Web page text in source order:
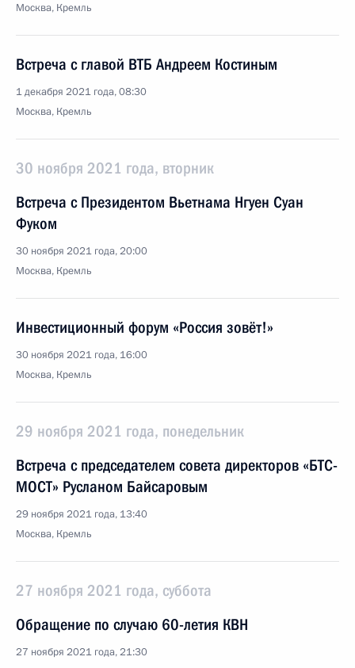
Москва, Кремль
Встреча с главой ВТБ Андреем Костиным
1 декабря 2021 года, 08:30
Москва, Кремль
30 ноября 2021 года, вторник
Встреча с Президентом Вьетнама Нгуен Суан
Фуком
30 ноября 2021 года, 20:00
Москва, Кремль
Инвестиционный форум «Россия зовёт!»
30 ноября 2021 года, 16:00
Москва, Кремль
29 ноября 2021 года, понедельник
Встреча с председателем совета директоров «БТС-
МОСТ» Русланом Байсаровым
29 ноября 2021 года, 13:40
Москва, Кремль
27 ноября 2021 года, суббота
Обращение по случаю 60-летия КВН
27 ноября 2021 года, 21:30